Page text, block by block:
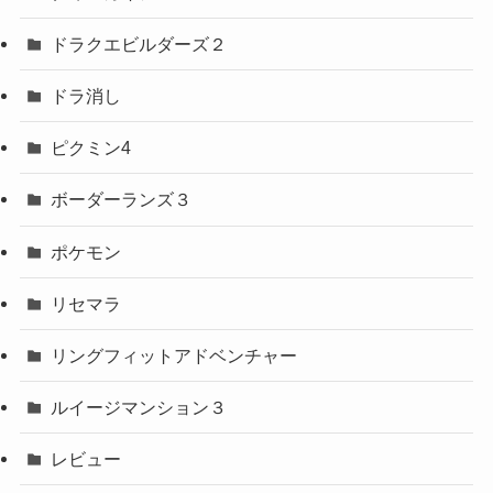
ドラクエビルダーズ２
ドラ消し
ピクミン4
ボーダーランズ３
ポケモン
リセマラ
リングフィットアドベンチャー
ルイージマンション３
レビュー